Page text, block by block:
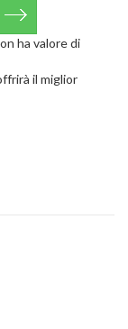
ha valore di
il miglior